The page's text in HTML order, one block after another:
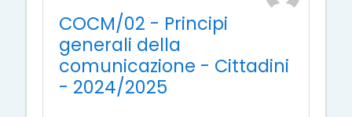
COCM/02 - Principi
generali della
comunicazione - Cittadini
- 2024/2025